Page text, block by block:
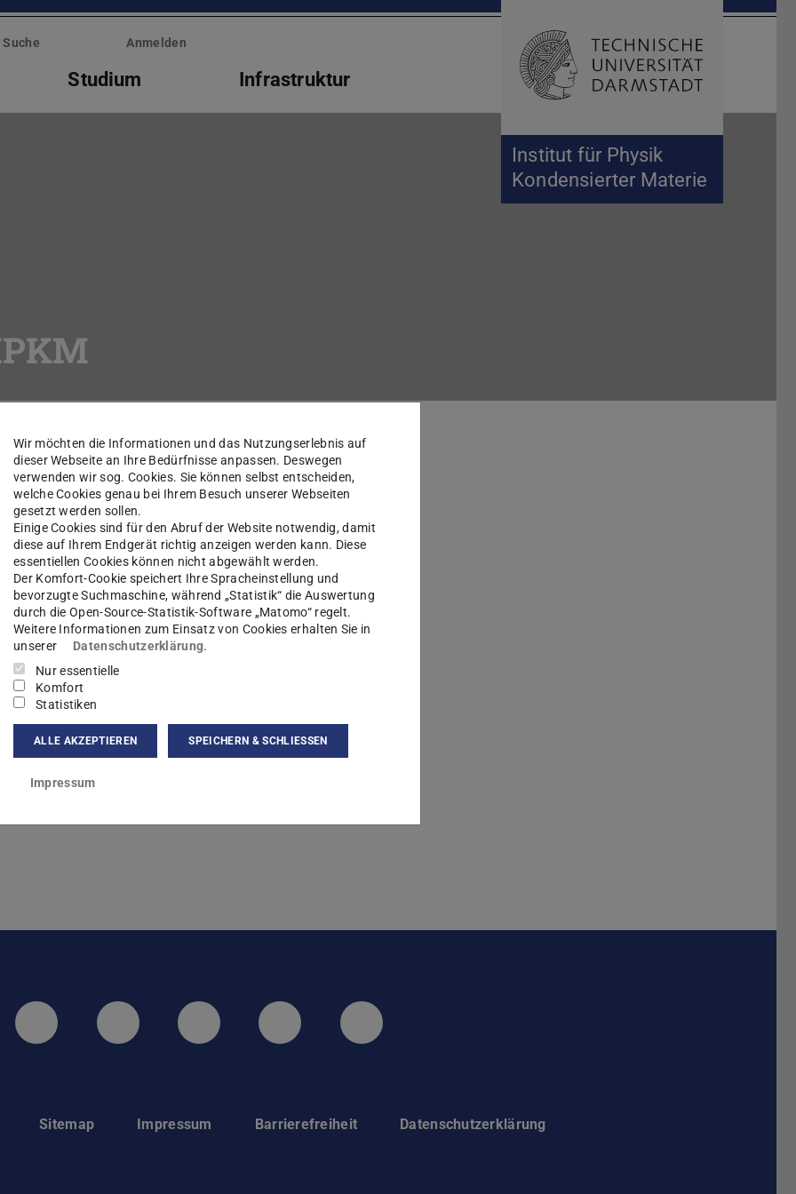
Institut für Physik
Kondensierter Materie
Suche Anmelden
Studium Infrastruktur Suche öffnen
BarzM.Sc.
8
Darmstadt
LinkedIn-Seite der TU Darmstadt
Instagram-Kanal der TU Darmstadt
Bluesky-Kanal der TU Darmstadt
Facebook-Seite der TU Darmstadt
YouTube-Kanal der TU Darmstadt
Sitemap Impressum Barrierefreiheit Datenschutzerklärung
Wir möchten die Informationen und das Nutzungserlebnis auf
dieser Webseite an Ihre Bedürfnisse anpassen. Deswegen
verwenden wir sog. Cookies. Sie können selbst entscheiden,
welche Cookies genau bei Ihrem Besuch unserer Webseiten
gesetzt werden sollen.
Einige Cookies sind für den Abruf der Website notwendig, damit
diese auf Ihrem Endgerät richtig anzeigen werden kann. Diese
essentiellen Cookies können nicht abgewählt werden.
Der Komfort-Cookie speichert Ihre Spracheinstellung und
bevorzugte Suchmaschine, während „Statistik“ die Auswertung
durch die Open-Source-Statistik-Software „Matomo“ regelt.
Weitere Informationen zum Einsatz von Cookies erhalten Sie in
unserer
Datenschutzerklärung.
Nur essentielle
Komfort
Statistiken
ALLE AKZEPTIEREN SPEICHERN & SCHLIESSEN
Impressum